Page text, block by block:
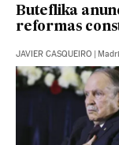
Buteflika
reformas
JAVIER CASQUEIRO | Madri